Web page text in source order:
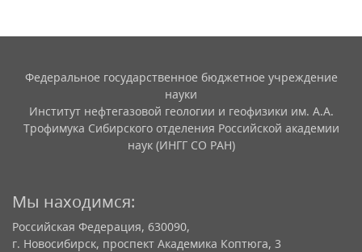
Федеральное государственное бюджетное учреждение
науки
Институт нефтегазовой геологии и геофизики им. А.А.
Трофимука Сибирского отделения Российской академии
наук (ИНГГ СО РАН)
Мы находимся:
Российская Федерация, 630090,
г. Новосибирск, проспект Академика Коптюга, 3